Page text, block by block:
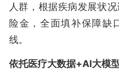
人群，根据疾病发展状
险金，全面填补保障缺
线。
依托医疗大数据+AI大模